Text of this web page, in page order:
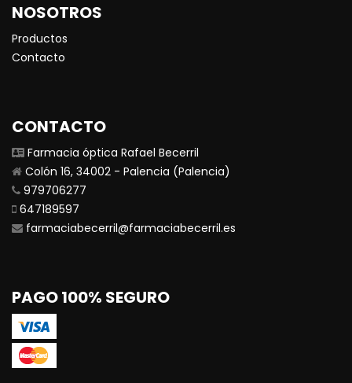
NOSOTROS
Productos
Contacto
CONTACTO
Farmacia óptica Rafael Becerril
Colón 16, 34002 - Palencia (Palencia)
979706277
647189597
farmaciabecerril@farmaciabecerril.es
PAGO 100% SEGURO